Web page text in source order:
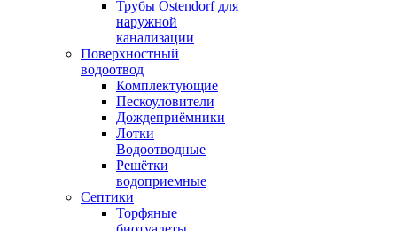
Трубы Ostendorf для
наружной
канализации
Поверхностный
водоотвод
Комплектующие
Пескоуловители
Дождеприёмники
Лотки
Водоотводные
Решётки
водоприемные
Септики
Торфяные